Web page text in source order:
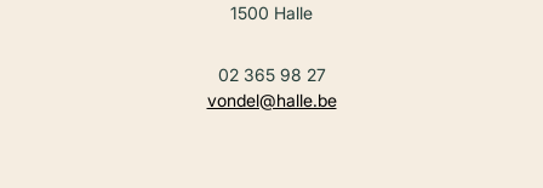
1500 Halle
02 365 98 27
vondel@halle.be